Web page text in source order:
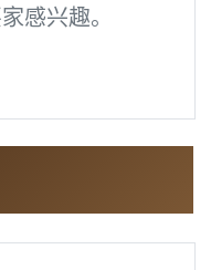
感兴趣。